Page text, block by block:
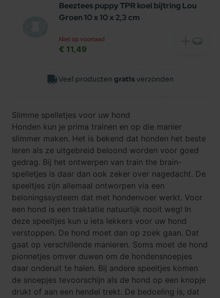
Beeztees puppy TPR koel bijtring Lou
Groen 10 x 10 x 2,3 cm
Niet op voorraad
€ 11,49
Veel producten gratis verzonden
Slimme spelletjes voor uw hond
Honden kun je prima trainen en op die manier
slimmer maken. Het is bekend dat honden het beste
leren als ze uitgebreid beloond worden voor goed
gedrag. Bij het ontwerpen van train the brain-
spelletjes is daar dan ook zeker over nagedacht. De
speeltjes zijn allemaal ontworpen via een
beloningssysteem dat met hondenvoer werkt. Voor
een hond is een traktatie natuurlijk nooit weg! In
deze speeltjes kun u iets lekkers voor uw hond
verstoppen. De hond moet dan op zoek gaan. Dat
gaat op verschillende manieren. Soms moet de hond
pionnetjes omver duwen om de hondensnoepjes
daar onderuit te halen. Bij andere speeltjes komen
de snoepjes tevoorschijn als de hond op een knopje
drukt of aan een hendel trekt. De bedoeling is, dat